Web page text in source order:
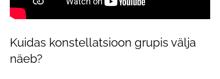
Kuidas konstellatsioon grupis välja
näeb?